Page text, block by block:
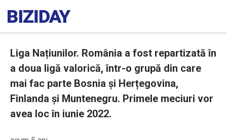
Liga Națiunilor. România a fost repartizată în
a doua ligă valorică, într-o grupă din care
mai fac parte Bosnia și Herțegovina,
Finlanda și Muntenegru. Primele meciuri vor
avea loc în iunie 2022.